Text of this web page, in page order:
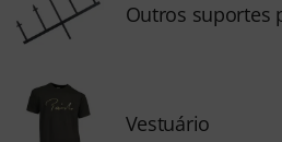
Outros suportes
Vestuário